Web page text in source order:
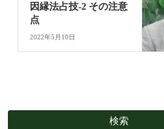
因縁法占技-2 その注意
点
2022年5月10日